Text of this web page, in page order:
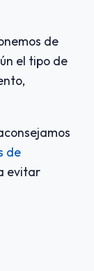
de
el tipo de
de
evitar